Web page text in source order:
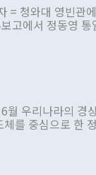
= 청와대 영빈관
고에서 정동영
은 사안을 정책으
이라는 비판을 내
은 적은 여러 번
장을 표명한 것은
어해야 한다는 목
우리나라의 경
를 중심으로 한